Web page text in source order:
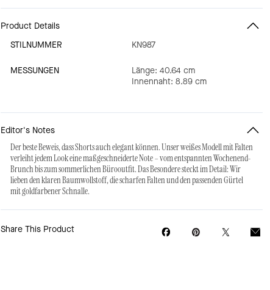
Product Details
STILNUMMER
KN987
MESSUNGEN
Länge: 40.64 cm
Innennaht: 8.89 cm
Editor's Notes
Der beste Beweis, dass Shorts auch elegant können. Unser weißes Modell mit Falten
verleiht jedem Look eine maßgeschneiderte Note – vom entspannten Wochenend-
Brunch bis zum sommerlichen Bürooutfit. Das Besondere steckt im Detail: Wir
lieben den klaren Baumwollstoff, die scharfen Falten und den passenden Gürtel
mit goldfarbener Schnalle.
Share This Product